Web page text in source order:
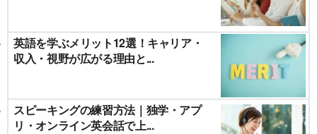
英語を学ぶメリット12選！キャリア・
収入・視野が広がる理由と...
スピーキングの練習方法｜独学・アプ
リ・オンライン英会話で上...